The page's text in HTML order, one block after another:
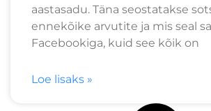
aastasadu. Täna seostatakse
ennekõike arvutite ja mis seal
Facebookiga, kuid see kõik on
Loe lisaks »